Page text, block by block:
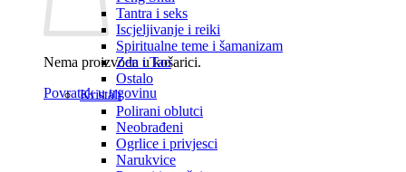
Nema proizvoda u košarici.
Povratak u trgovinu
Tantra i seks
Iscjeljivanje i reiki
Spiritualne teme i šamanizam
Zen i Tao
Ostalo
Kristali
Polirani oblutci
Neobrađeni
Ogrlice i privjesci
Narukvice